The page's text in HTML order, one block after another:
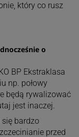
który co rusz
o
BP Ekstraklasa
np. połowy
będą rywalizować
jest inaczej.
bardzo
przed